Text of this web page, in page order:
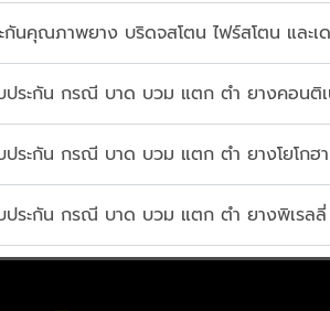
ะกันคุณภาพยาง บริดจสโตน ไฟร์สโตน และเ
บประกัน กรณี บาด บวม แตก ตำ ยางคอนติ
ประกัน กรณี บาด บวม แตก ตำ ยางโยโกฮ
บประกัน กรณี บาด บวม แตก ตำ ยางพิเรลลี่